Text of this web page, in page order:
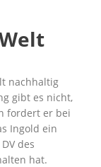
nachhaltig
gibt es nicht,
fordert er bei
Ingold ein
des
hat.